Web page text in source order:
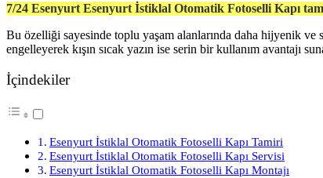
7/24 Esenyurt Esenyurt İstiklal Otomatik Fotoselli Kapı
Bu özelliği sayesinde toplu yaşam alanlarında daha hijyenik ve
engelleyerek kışın sıcak yazın ise serin bir kullanım avantajı
İçindekiler
Esenyurt İstiklal Otomatik Fotoselli Kapı Tamiri
Esenyurt İstiklal Otomatik Fotoselli Kapı Servisi
Esenyurt İstiklal Otomatik Fotoselli Kapı Montajı